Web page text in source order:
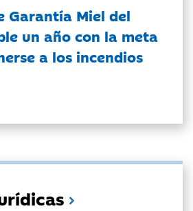
Garantía Miel del
un año con la meta
a los incendios